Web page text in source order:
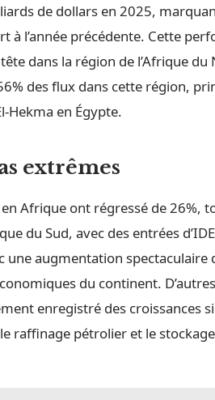
de dollars en 2025,
l’année précédente. Cette
dans la région de l’Afrique du
des flux dans cette région,
Hekma en Égypte.
extrêmes
en Afrique ont régressé de 26%,
du Sud, avec des entrées
augmentation spectaculaire
du continent.
enregistré des croissances
raffinage pétrolier et le